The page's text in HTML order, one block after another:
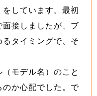
しています。最初
接しましたが、ブ
タイミングで、そ
モデル名）のこと
か心配でした。で